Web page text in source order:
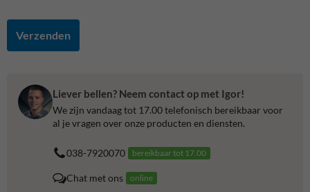
Verzenden
Liever bellen? Neem contact op met Igor!
We zijn vandaag tot 17.00 telefonisch bereikbaar voor
al je vragen over onze producten en diensten.
038-7920070 bereikbaar tot 17.00
Chat met ons online